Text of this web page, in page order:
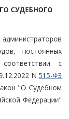
СУДЕБНОГО
постоянных
с
N 515-ФЗ
"О Судебном
Федерации"